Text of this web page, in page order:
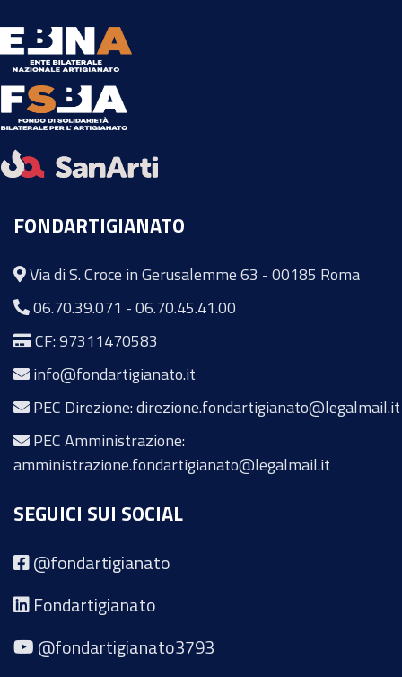
FONDARTIGIANATO
Via di S. Croce in Gerusalemme 63 - 00185 Roma
06.70.39.071 -06.70.45.41.00
CF: 97311470583
info@fondartigianato.it
PEC Direzione: direzione.fondartigianato@legalmail.it
PEC Amministrazione:
amministrazione.fondartigianato@legalmail.it
SEGUICI SUI SOCIAL
@fondartigianato
Fondartigianato
@fondartigianato3793